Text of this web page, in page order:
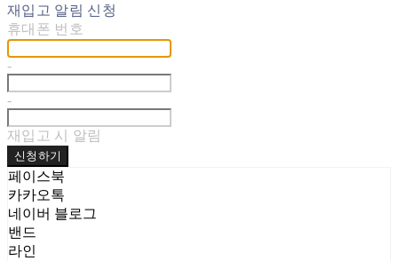
재입고 알림 신청
휴대폰 번호
-
-
재입고 시 알림
신청하기
페이스북
카카오톡
네이버 블로그
밴드
라인